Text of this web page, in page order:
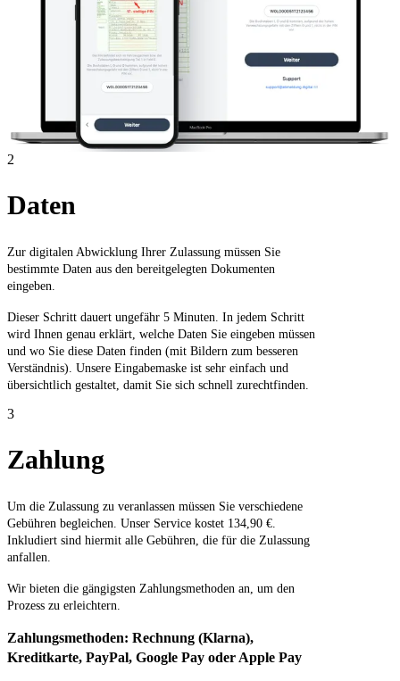
2
Daten
Zur digitalen Abwicklung Ihrer Zulassung müssen Sie
bestimmte Daten aus den bereitgelegten Dokumenten
eingeben.
Dieser Schritt dauert ungefähr 5 Minuten. In jedem Schritt
wird Ihnen genau erklärt, welche Daten Sie eingeben müssen
und wo Sie diese Daten finden (mit Bildern zum besseren
Verständnis). Unsere Eingabemaske ist sehr einfach und
übersichtlich gestaltet, damit Sie sich schnell zurechtfinden.
3
Zahlung
Um die Zulassung zu veranlassen müssen Sie verschiedene
Gebühren begleichen. Unser Service kostet 134,90 €.
Inkludiert sind hiermit alle Gebühren, die für die Zulassung
anfallen.
Wir bieten die gängigsten Zahlungsmethoden an, um den
Prozess zu erleichtern.
Zahlungsmethoden: Rechnung (Klarna),
Kreditkarte, PayPal, Google Pay oder Apple Pay